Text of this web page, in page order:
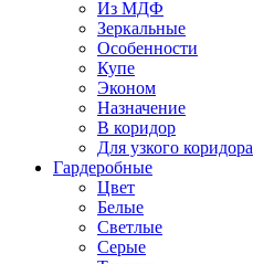
Из МДФ
Зеркальные
Особенности
Купе
Эконом
Назначение
В коридор
Для узкого коридора
Гардеробные
Цвет
Белые
Светлые
Серые